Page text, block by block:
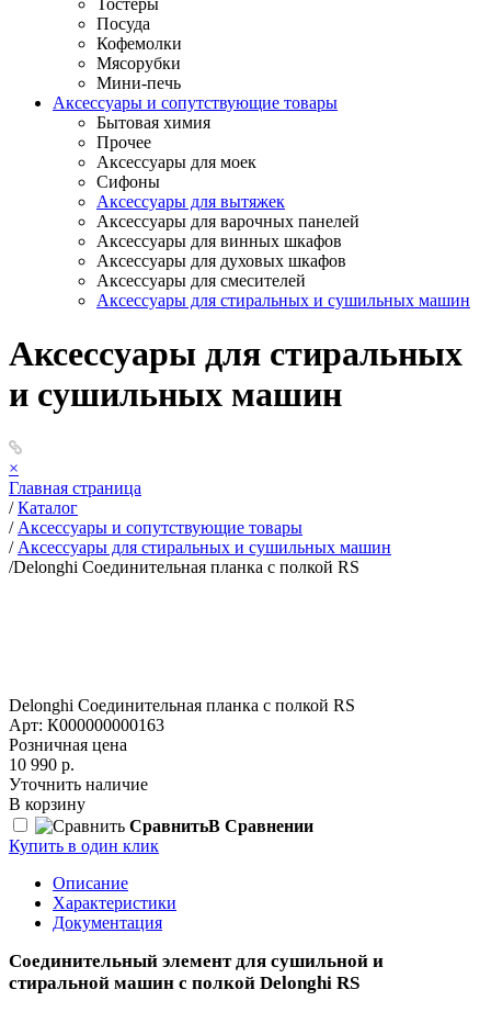
Тостеры
Посуда
Кофемолки
Мясорубки
Мини-печь
Аксессуары и сопутствующие товары
Бытовая химия
Прочее
Аксессуары для моек
Сифоны
Аксессуары для вытяжек
Аксессуары для варочных панелей
Аксессуары для винных шкафов
Аксессуары для духовых шкафов
Аксессуары для смесителей
Аксессуары для стиральных и сушильных машин
Аксессуары для стиральных
и сушильных машин
×
Главная страница
/ Каталог
/ Аксессуары и сопутствующие товары
/ Аксессуары для стиральных и сушильных машин
/Delonghi Cоединительная планка с полкой RS
Delonghi Cоединительная планка с полкой RS
Арт: К000000000163
Розничная цена
10 990 р.
Уточнить наличие
В корзину
СравнитьВ Сравнении
Купить в один клик
Описание
Характеристики
Документация
Соединительный элемент для сушильной и
стиральной машин с полкой Delonghi RS